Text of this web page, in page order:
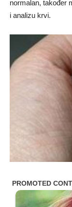
normalan, također
i analizu krvi.